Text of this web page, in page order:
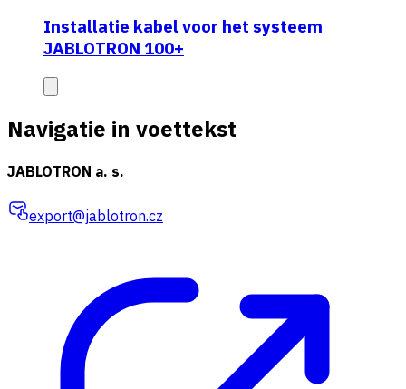
Installatie kabel voor het systeem
JABLOTRON 100+
Navigatie in voettekst
JABLOTRON a. s.
export@jablotron.cz